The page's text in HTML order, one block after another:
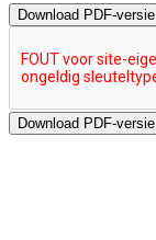
Download PDF-versie